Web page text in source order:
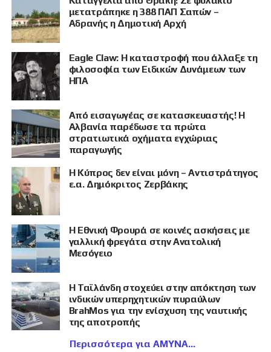
μετατράπηκε η 388 ΠΑΠ Σαπών –
Αδρανής η Δημοτική Αρχή
Eagle Claw: Η καταστροφή που άλλαξε τη
φιλοσοφία των Ειδικών Δυνάμεων των
ΗΠΑ
Από εισαγωγέας σε κατασκευαστής! Η
Αλβανία παρέδωσε τα πρώτα
στρατιωτικά οχήματα εγχώριας
παραγωγής
Η Κύπρος δεν είναι μόνη – Αντιστράτηγος
ε.α. Δημόκριτος Ζερβάκης
Η Εθνική Φρουρά σε κοινές ασκήσεις με
γαλλική φρεγάτα στην Ανατολική
Μεσόγειο
Η Ταϊλάνδη στοχεύει στην απόκτηση των
ινδικών υπερηχητικών πυραύλων
BrahMos για την ενίσχυση της ναυτικής
της αποτροπής
Περισσότερα για ΑΜΥΝΑ